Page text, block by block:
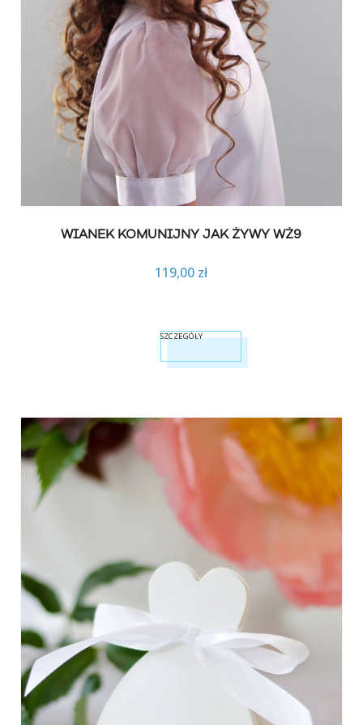
WIANEK KOMUNIJNY JAK ŻYWY WŻ9
119,00 zł
SZCZEGÓŁY